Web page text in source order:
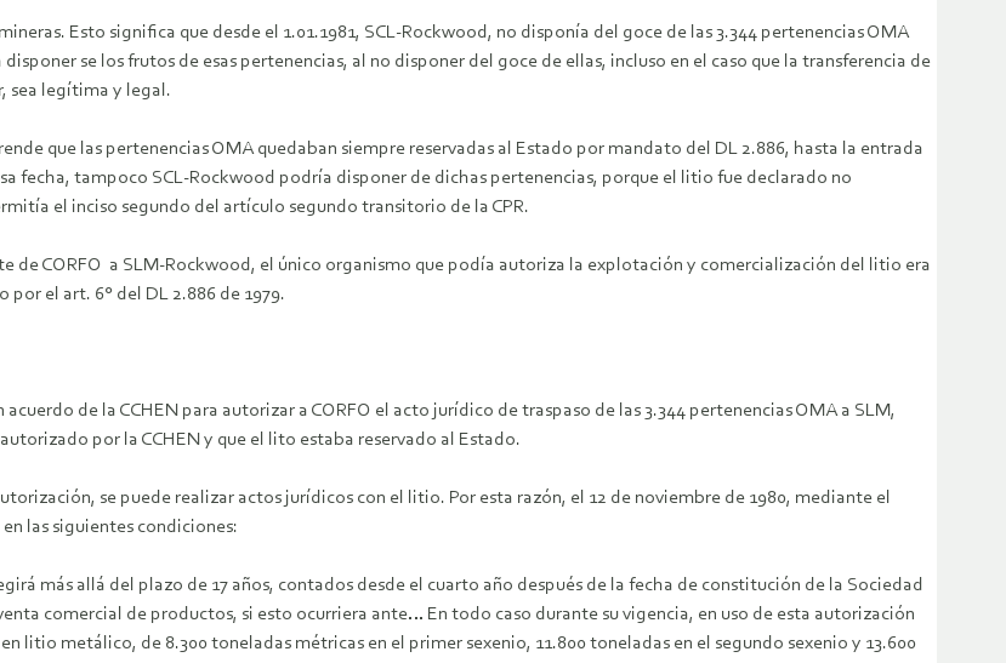
Esto significa que desde el 1.01.1981, SCL-Rockwood, no disponía del goce de las 3.344 pertenencias OMA
se los frutos de esas pertenencias, al no disponer del goce de ellas, incluso en el caso que la transferencia de
sea legítima y legal.
que las pertenencias OMA quedaban siempre reservadas al Estado por mandato del DL 2.886, hasta la entrada
fecha, tampoco SCL-Rockwood podría disponer de dichas pertenencias, porque el litio fue declarado no
el inciso segundo del artículo segundo transitorio de la CPR.
de CORFO a SLM-Rockwood, el único organismo que podía autoriza la explotación y comercialización del litio era
por el art. 6° del DL 2.886 de 1979.
de la CCHEN para autorizar a CORFO el acto jurídico de traspaso de las 3.344 pertenencias OMA a SLM,
por la CCHEN y que el lito estaba reservado al Estado.
se puede realizar actos jurídicos con el litio. Por esta razón, el 12 de noviembre de 1980, mediante el
las siguientes condiciones:
más allá del plazo de 17 años, contados desde el cuarto año después de la fecha de constitución de la Sociedad
comercial de productos, si esto ocurriera ante… En todo caso durante su vigencia, en uso de esta autorización
litio metálico, de 8.300 toneladas métricas en el primer sexenio, 11.800 toneladas en el segundo sexenio y 13.600